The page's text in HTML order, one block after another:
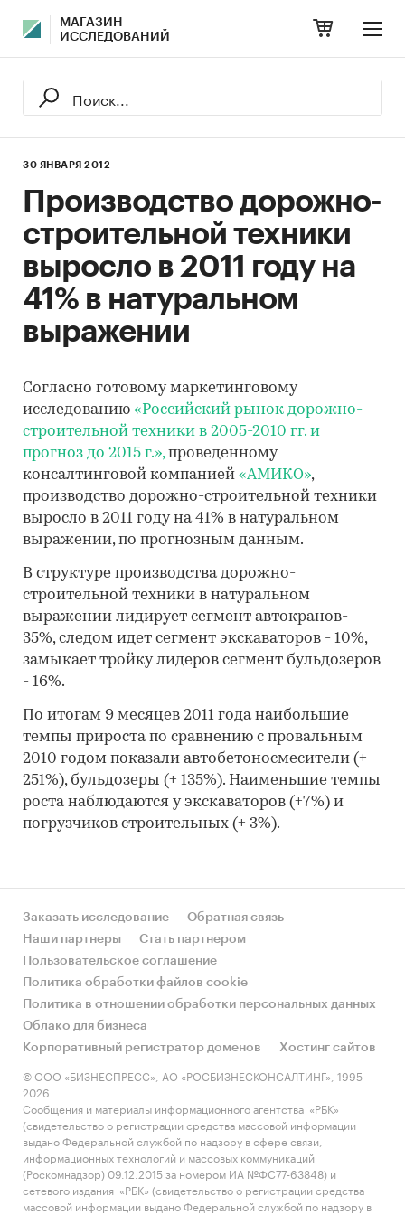
МАГАЗИН
ИССЛЕДОВАНИЙ
30 ЯНВАРЯ 2012
Производство дорожно-
строительной техники
выросло в 2011 году на
41% в натуральном
выражении
Согласно готовому маркетинговому
исследованию «Российский рынок дорожно-
строительной техники в 2005-2010 гг. и
прогноз до 2015 г.»,проведенному
консалтинговой компанией «АМИКО»,
производство дорожно-строительной техники
выросло в 2011 году на 41% в натуральном
выражении, по прогнозным данным.
В структуре производства дорожно-
строительной техники в натуральном
выражении лидирует сегмент автокранов-
35%, следом идет сегмент экскаваторов - 10%,
замыкает тройку лидеров сегмент бульдозеров
- 16%.
По итогам 9 месяцев 2011 года наибольшие
темпы прироста по сравнению с провальным
2010 годом показали автобетоносмесители (+
251%), бульдозеры (+ 135%). Наименьшие темпы
роста наблюдаются у экскаваторов (+7%) и
погрузчиков строительных (+ 3%).
Заказать исследование
Обратная связь
Наши партнеры
Стать партнером
Пользовательское соглашение
Политика обработки файлов cookie
Политика в отношении обработки персональных данных
Облако для бизнеса
Корпоративный регистратор доменов
Хостинг сайтов
© ООО «БИЗНЕСПРЕСС», АО «РОСБИЗНЕСКОНСАЛТИНГ», 1995-
2026.
Сообщения и материалы информационного агентства «РБК»
(свидетельство о регистрации средства массовой информации
выдано Федеральной службой по надзору в сфере связи,
информационных технологий и массовых коммуникаций
(Роскомнадзор) 09.12.2015 за номером ИА №ФС77-63848) и
сетевого издания «РБК» (свидетельство о регистрации средства
массовой информации выдано Федеральной службой по надзору в